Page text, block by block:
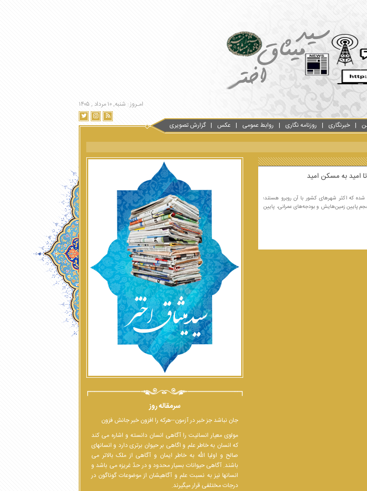
امـروز : شنبه, ۱۰ مرداد , ۱۴۰۵
خبرنگاری روزنامه نگاری روابط عمومی عکس گزارش تصویری
امید به مسکن امید
که اکثر شهرهای کشور با آن روبرو هستند؛
پایین زمین‌هایش و بودجه‌های عمرانی، پایین
سرمقاله روز
جان نباشد جز خبر در آزمون--هرکه را افزون خبر جانش فزون
مولوی معیار انسانیت را آگاهی انسان دانسته و اشاره می کند
که انسان به خاطر علم و اگاهی بر حیوان برتری دارد و انسانهای
صالح و اولیا الله به خاطر ایمان و آگاهی از ملک بالاتر می
باشند. آگاهی حیوانات بسیار محدود و در حدّ غریزه می باشد و
انسانها نیز به نسبت علم و آگاهیشان از موضوعات گوناگون در
درجات مختلفی قرار میگیرند.